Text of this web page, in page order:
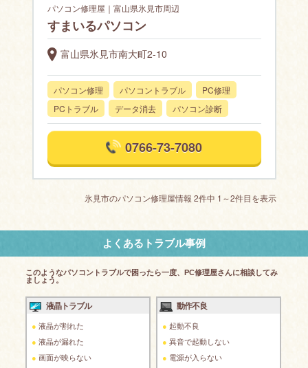
パソコン修理屋｜富山県氷見市周辺
すまいるパソコン
富山県氷見市南大町2-10
パソコン修理 パソコントラブル
PC修理
PCトラブル
データ消去 パソコン診断
0766-73-7080
氷見市のパソコン修理屋情報 2件中 1～2件目を表示
よくあるトラブル事例
このようなパソコントラブルで困ったら一度、PC修理屋さんに相談してみ
ましょう。
液晶トラブル
液晶が割れた
液晶が漏れた
画面が映らない
動作不良
起動不良
異音で起動しない
電源が入らない